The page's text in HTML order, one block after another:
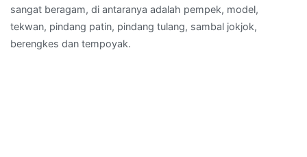
sangat beragam, di antaranya adalah pempek, model,
tekwan, pindang patin, pindang tulang, sambal jokjok,
berengkes dan tempoyak.